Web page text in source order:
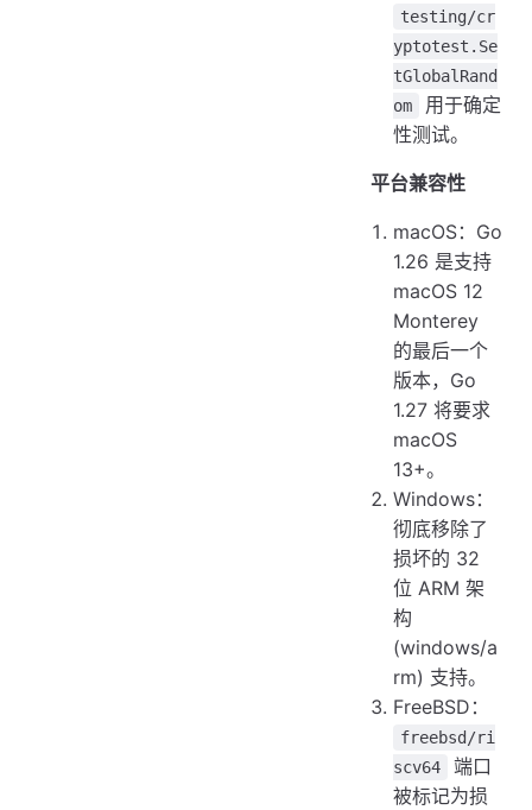
testing/cr
yptotest.Se
tGlobalRand
om
用于确定
性测试。
平台兼容性
macOS：Go
1.26 是支持
macOS 12
Monterey
的最后一个
版本，Go
1.27 将要求
macOS
13+。
Windows：
彻底移除了
损坏的 32
位 ARM 架
构
(windows/a
rm) 支持。
FreeBSD：
freebsd/ri
scv64
端口
被标记为损